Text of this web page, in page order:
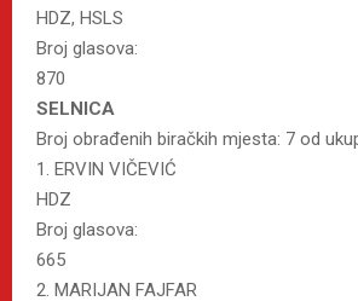
HDZ, HSLS
Broj glasova:
870
SELNICA
Broj obrađenih biračkih mjesta: 7 od
1. ERVIN VIČEVIĆ
HDZ
Broj glasova:
665
2. MARIJAN FAJFAR